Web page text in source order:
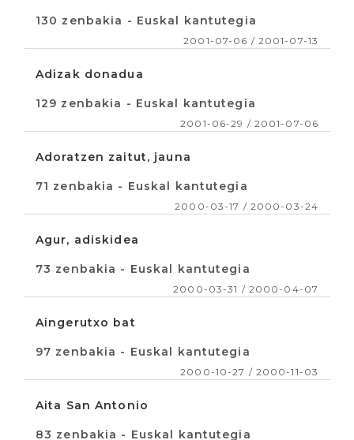
130 zenbakia - Euskal kantutegia
2001-07-06 / 2001-07-13
Adizak donadua
129 zenbakia - Euskal kantutegia
2001-06-29 / 2001-07-06
Adoratzen zaitut, jauna
71 zenbakia - Euskal kantutegia
2000-03-17 / 2000-03-24
Agur, adiskidea
73 zenbakia - Euskal kantutegia
2000-03-31 / 2000-04-07
Aingerutxo bat
97 zenbakia - Euskal kantutegia
2000-10-27 / 2000-11-03
Aita San Antonio
83 zenbakia - Euskal kantutegia